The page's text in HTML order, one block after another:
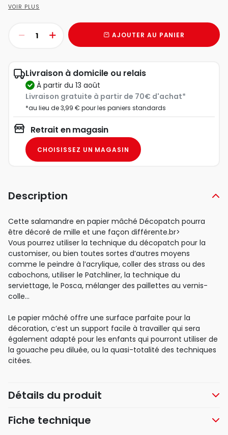
VOIR PLUS
AJOUTER AU PANIER
Livraison à domicile ou relais
à partir du 13 août
Livraison gratuite à partir de 70€ d'achat*
*au lieu de 3,99 € pour les paniers standards
Retrait en magasin
CHOISISSEZ UN MAGASIN
Description
Cette salamandre en papier mâché Décopatch pourra
être décoré de mille et une façon différente.br>
Vous pourrez utiliser la technique du décopatch pour la
customiser, ou bien toutes sortes d’autres moyens
comme le peindre à l’acrylique, coller des strass ou des
cabochons, utiliser le Patchliner, la technique du
serviettage, le Posca, mélanger des paillettes au vernis-
colle…
Le papier mâché offre une surface parfaite pour la
décoration, c’est un support facile à travailler qui sera
également adapté pour les enfants qui pourront utiliser de
la gouache peu diluée, ou la quasi-totalité des techniques
citées.
Détails du produit
Fiche technique